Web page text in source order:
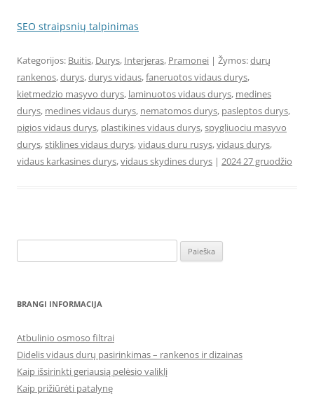
SEO straipsnių talpinimas
Kategorijos: Buitis, Durys, Interjeras, Pramonei | Žymos:durų
rankenos,durys,durys vidaus,faneruotos vidaus durys,
kietmedzio masyvo durys, laminuotos vidaus durys, medines
durys, medines vidaus durys, nematomos durys, pasleptos durys,
pigios vidaus durys, plastikines vidaus durys,spygliuociu masyvo
durys,stiklines vidaus durys,vidaus duru rusys,vidaus durys,
vidaus karkasines durys,vidaus skydines durys | 2024 27 gruodžio
BRANGI INFORMACIJA
Atbulinio osmoso filtrai
Didelis vidaus durų pasirinkimas – rankenos ir dizainas
Kaip išsirinkti geriausią pelėsio valiklį
Kaip prižiūrėti patalynę